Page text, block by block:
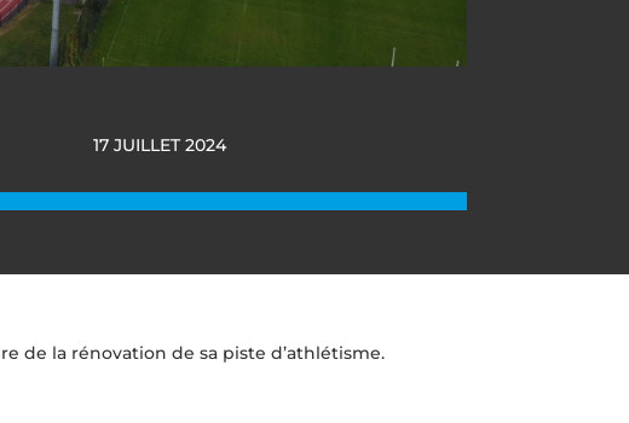
17 JUILLET 2024
de la rénovation de sa piste d’athlétisme.